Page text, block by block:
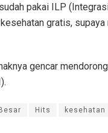
pakai ILP
gratis,
gencar
Hits kesehatan